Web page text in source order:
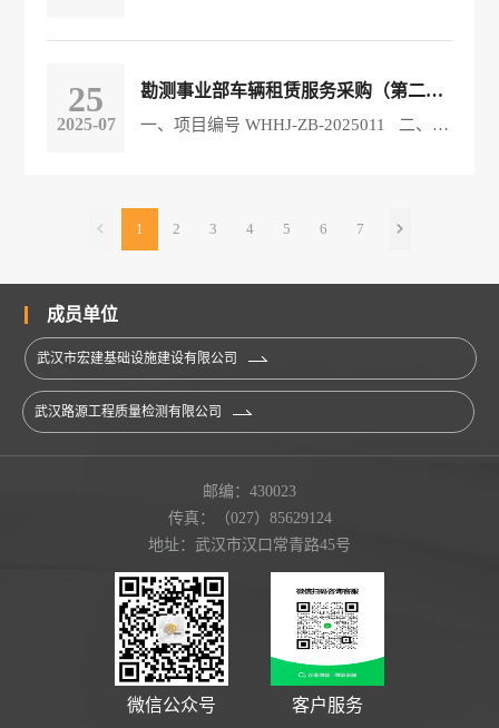
25
2025-07
勘测事业部车辆租赁服务采购（第二次） 中标公示
一、项目编号 WHHJ-ZB-2025011 二、项目名称 勘测事业部车辆租赁服务采购（第二次） 三、招标方式 公开招标 四、定标情况 服务类 名称：勘测事业部车辆租赁服务采购（第二次） 中标人：武汉鸿鑫出行服务有限公司、湖北安联达汽车服务有限责任公司联合体 中标金额：105.6万元/年 合同履行期限：1年。服务合同按一年一签，年终对其进行服务质量考核通过后，可续签合同，最多续签两次。 项目负责人：
1 2 3 4 5 6 7
成员单位
武汉市宏建基础设施建设有限公司
武汉路源工程质量检测有限公司
邮编：430023
传真：（027）85629124
地址：武汉市汉口常青路45号
微信公众号 客户服务